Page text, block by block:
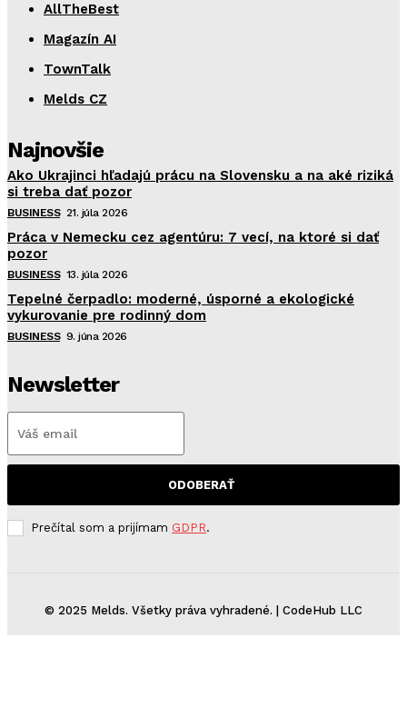
AllTheBest
Magazín AI
TownTalk
Melds CZ
Najnovšie
Ako Ukrajinci hľadajú prácu na Slovensku a na aké riziká
si treba dať pozor
BUSINESS 21. júla 2026
Práca v Nemecku cez agentúru: 7 vecí, na ktoré si dať
pozor
BUSINESS 13. júla 2026
Tepelné čerpadlo: moderné, úsporné a ekologické
vykurovanie pre rodinný dom
BUSINESS 9. júna 2026
Newsletter
ODOBERAŤ
Prečítal som a prijímam GDPR.
© 2025 Melds. Všetky práva vyhradené. | CodeHub LLC